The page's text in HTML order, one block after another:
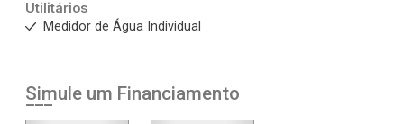
Utilitários
Medidor de Água Individual
Simule um Financiamento